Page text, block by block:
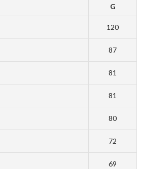
G
120
87
81
81
80
72
69